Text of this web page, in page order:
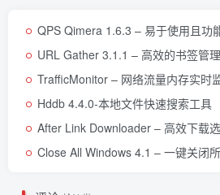
QPS Qimera 1.6.3 – 易于使用且功
URL Gather 3.1.1 – 高效的书签管
TrafficMonitor – 网络流量内存实时
Hddb 4.4.0-本地文件快速搜索工具
After Link Downloader – 高效下载
Close All Windows 4.1 – 一键关闭